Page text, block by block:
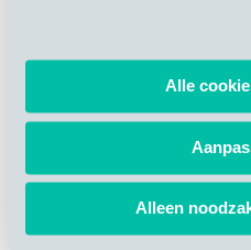
Alle
Alleen
过去数月，厂房的建设工作已
我们预计商业生产将于2018年
更多关于Brimax的信息，请查